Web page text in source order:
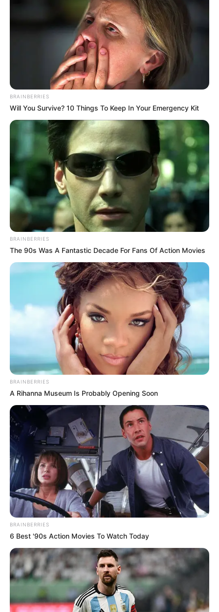
BRAINBERRIES
Will You Survive? 10 Things To Keep In Your Emergency Kit
BRAINBERRIES
The 90s Was A Fantastic Decade For Fans Of Action Movies
BRAINBERRIES
A Rihanna Museum Is Probably Opening Soon
BRAINBERRIES
6 Best '90s Action Movies To Watch Today